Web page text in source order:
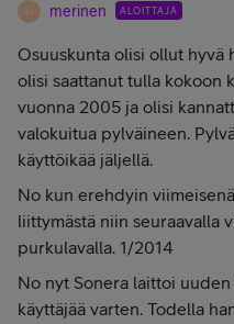
M merinen ALOITTAJA
Osuuskunta olisi ollut hyvä
olisi saattanut tulla kokoon
vuonna 2005 ja olisi
valokuitua pylväineen.
käyttöikää jäljellä.
No kun erehdyin
liittymästä niin seuraavalla
purkulavalla. 1/2014
No nyt Sonera laittoi
käyttäjää varten. Todella